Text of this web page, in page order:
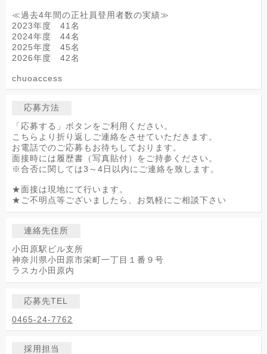
≪過去4年間の正社員登用者数の実績≫
2023年度 41名
2024年度 44名
2025年度 45名
2026年度 42名
chuoaccess
応募方法
「応募する」ボタンをご利用ください。
こちらより折り返しご連絡をさせていただきます。
お電話でのご応募もお待ちしております。
面接時には履歴書（写真貼付）をご持参ください。
※合否に関しては3～4日以内にご連絡を致します。
★面接は現地にて行います。
★ご不明点等ございましたら、お気軽にご相談下さい
連絡先住所
小田原駅ビル支所
神奈川県小田原市栄町一丁目１番９号
ラスカ小田原内
応募先TEL
0465-24-7762
採用担当